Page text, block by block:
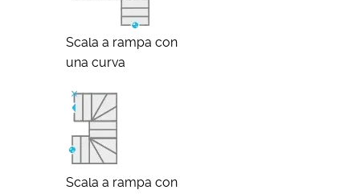
Scala a rampa con
una curva
Scala a rampa con